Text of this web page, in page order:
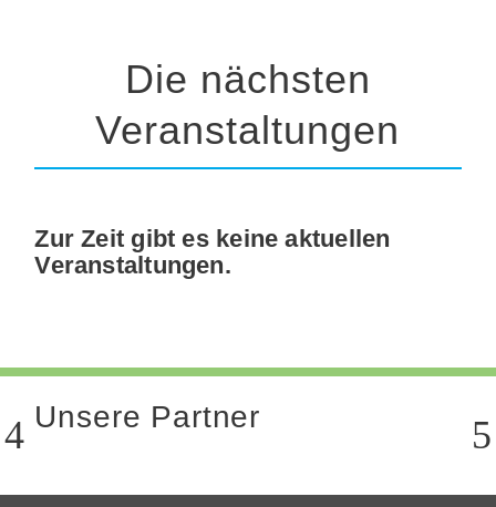
Die nächsten
Veranstaltungen
Zur Zeit gibt es keine aktuellen
Veranstaltungen.
Unsere Partner